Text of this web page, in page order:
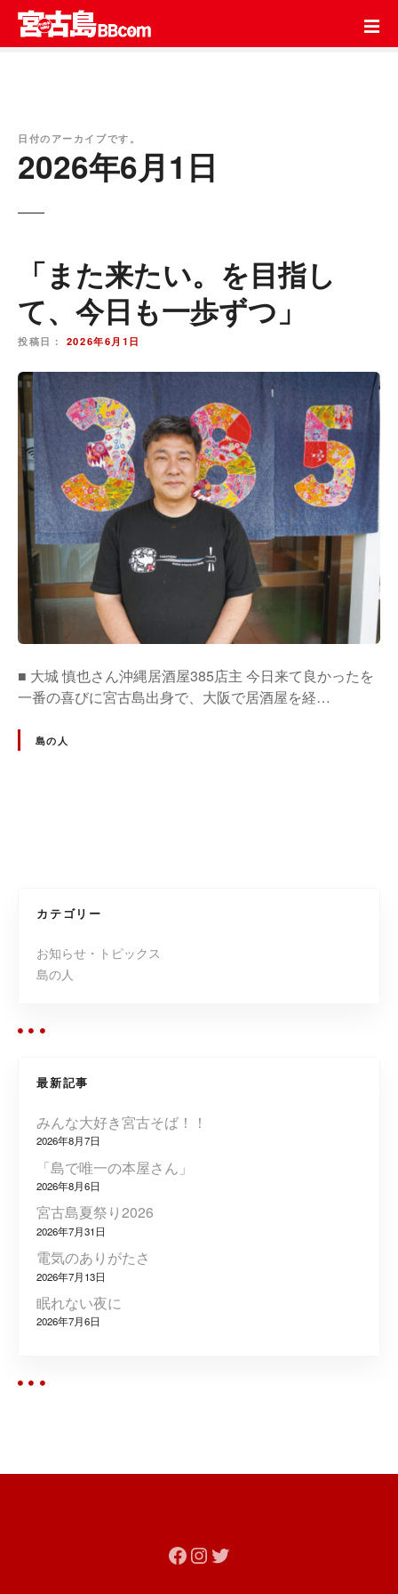
テ
日付のアーカイブです。
2026年6月1日
「また来たい。を目指し
て、今日も一歩ずつ」
投稿日： 2026年6月1日
■ 大城 慎也さん沖縄居酒屋385店主 今日来て良かったを
一番の喜びに宮古島出身で、大阪で居酒屋を経…
島の人
ナ
ビ
ゲ
ー
ョ
ン
カテゴリー
お知らせ・トピックス
島の人
最新記事
みんな大好き宮古そば！！
2026年8月7日
「島で唯一の本屋さん」
2026年8月6日
宮古島夏祭り2026
2026年7月31日
電気のありがたさ
2026年7月13日
眠れない夜に
2026年7月6日
Facebook Instagram Twitter